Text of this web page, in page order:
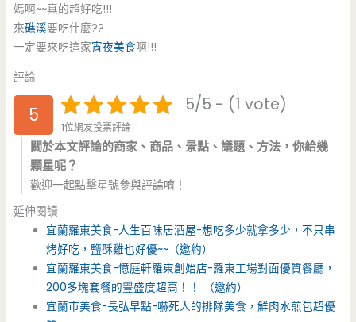
媽啊~~真的超好吃!!!
來礁溪要吃什麼??
一定要來吃這家宵夜美食啊!!!
評論
5 5/5 - (1 vote)
1位網友投票評論
關於本文評論的商家、商品、景點、議題、方法，你給幾
顆星呢？
歡迎一起點擊星號參與評論唷！
延伸閱讀
宜蘭羅東美食-人生百味居酒屋-想吃多少就拿多少，不只串
烤好吃，鹽酥雞也好優~~（邀約）
宜蘭羅東美食-憶庭軒羅東創始店-羅東工場對面優質餐廳，
200多塊套餐的豐盛度超高！！ （邀約）
宜蘭市美食-長弘早點-嚇死人的排隊美食，鮮肉水煎包超優